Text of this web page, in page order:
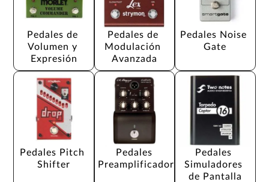
Pedales de
Volumen y
Expresión
Pedales de
Modulación
Avanzada
Pedales Noise
Gate
Pedales Pitch
Shifter
Pedales
Preamplificador
Pedales
Simuladores
de Pantalla